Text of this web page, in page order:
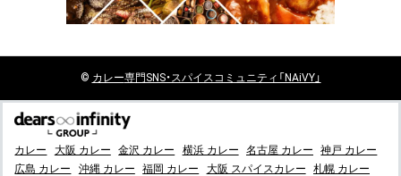
© カレー専門SNS・スパイスコミュニティ「NAiVY」
カレー 大阪 カレー 金沢 カレー 横浜 カレー 名古屋 カレー
神戸 カレー
広島 カレー
沖縄 カレー 福岡 カレー 大阪 スパイスカレー 札幌 カレー